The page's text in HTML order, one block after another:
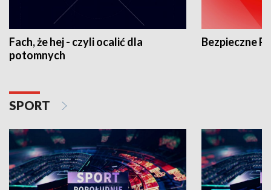
Fach, że hej - czyli ocalić dla
potomnych
Bezpieczne
SPORT